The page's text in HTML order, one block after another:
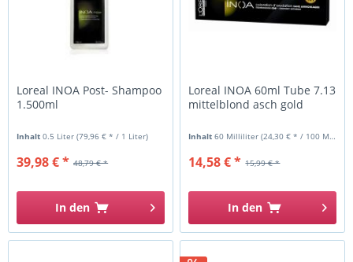
Loreal INOA Post- Shampoo
1.500ml
Inhalt0.5 Liter(79,96 € * / 1 Liter)
48,79 € *
39,98 € *
In den
Loreal INOA 60ml Tube 7.13
mittelblond asch gold
Inhalt60 Milliliter(24,30 € * / 100 Milliliter)
15,99 € *
14,58 € *
In den